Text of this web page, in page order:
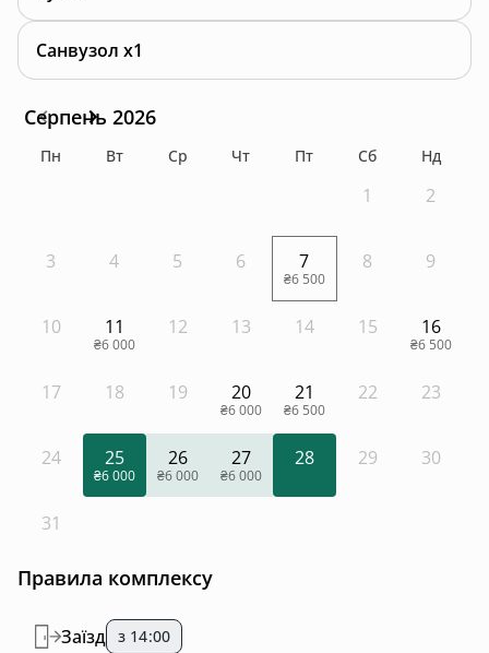
Санвузол x1
Серпень 2026
Пн Вт Ср Чт Пт Сб Нд
1 2
3 4 5 6 7
₴6 500
8 9
10 11
₴6 000
12 13 14 15 16
₴6 500
17 18 19 20
₴6 000
21
₴6 500
22 23
24 25
₴6 000
26
₴6 000
27
₴6 000
28 29 30
31
Правила комплексу
Заїзд з 14:00